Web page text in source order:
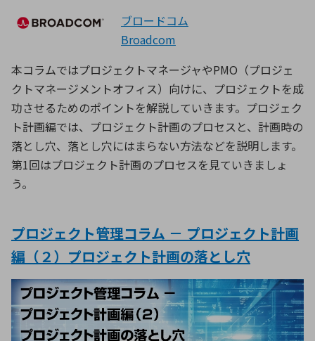
ブロードコム
Broadcom
本コラムではプロジェクトマネージャやPMO（プロジェ
クトマネージメントオフィス）向けに、プロジェクトを成
功させるためのポイントを解説していきます。プロジェク
ト計画編では、プロジェクト計画のプロセスと、計画時の
落とし穴、落とし穴にはまらない方法などを説明します。
第1回はプロジェクト計画のプロセスを見ていきましょ
う。
プロジェクト管理コラム － プロジェクト計画
編（２）プロジェクト計画の落とし穴